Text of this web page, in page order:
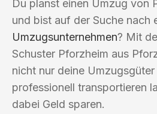
Du planst einen Umzug von
und bist auf der Suche nach
Umzugsunternehmen? Mit
Schuster Pforzheim aus
nicht nur deine
professionell transportieren
dabei Geld sparen.